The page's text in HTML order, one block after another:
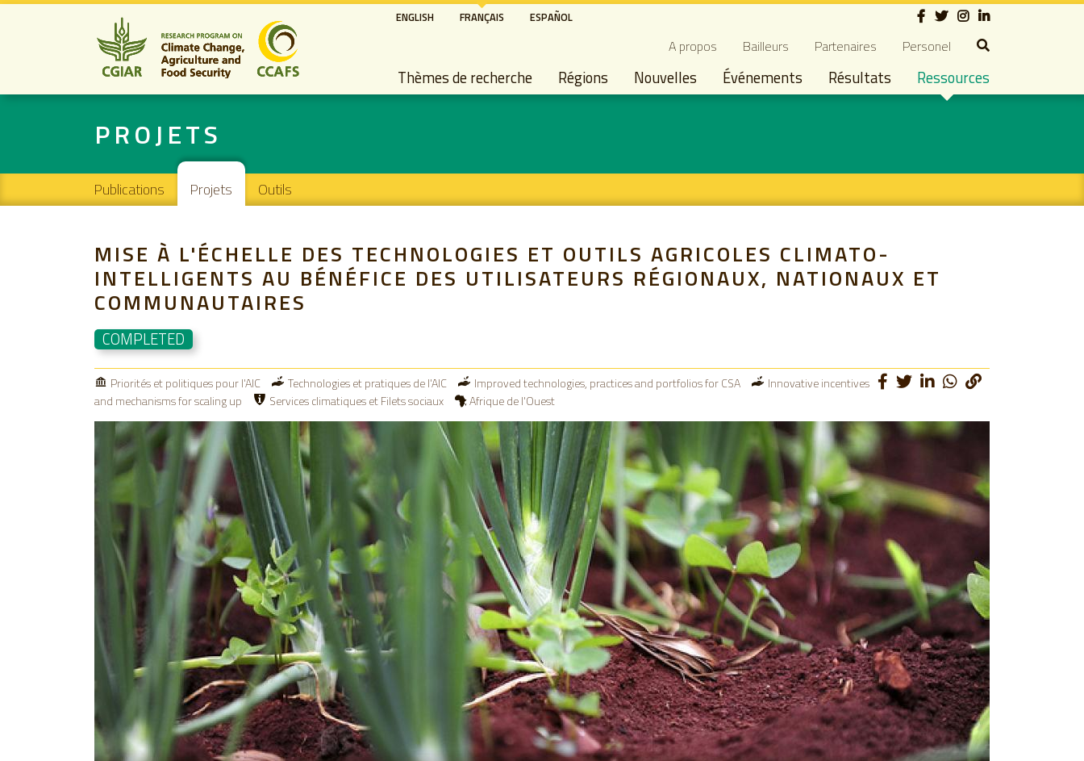
Aller
principal
ENGLISH FRANÇAIS ESPAÑOL Social
Secondary navigation
A propos Bailleurs Partenaires Personel
Main navigation
Thèmes de recherche Régions Nouvelles Événements Résultats Ressources
PROJETS
Main navigation
Publications Projets Outils
MISE À L'ÉCHELLE DES TECHNOLOGIES ET OUTILS AGRICOLES CLIMATO-
INTELLIGENTS AU BÉNÉFICE DES UTILISATEURS RÉGIONAUX, NATIONAUX ET
COMMUNAUTAIRES
COMPLETED
Priorités et politiques pour l'AIC Technologies et pratiques de l'AIC Improved technologies, practices and portfolios for CSA
Innovative incentives
and mechanisms for scaling up
Services climatiques et Filets sociaux Afrique de l'Ouest